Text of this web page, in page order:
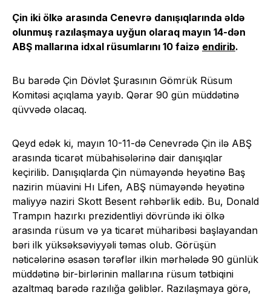
Çin iki ölkə arasında Cenevrə danışıqlarında əldə
olunmuş razılaşmaya uyğun olaraq mayın 14-dən
ABŞ mallarına idxal rüsumlarını 10 faizə endirib.
Bu barədə Çin Dövlət Şurasının Gömrük Rüsum
Komitəsi açıqlama yayıb. Qərar 90 gün müddətinə
qüvvədə olacaq.
Qeyd edək ki, mayın 10-11-də Cenevrədə Çin ilə ABŞ
arasında ticarət mübahisələrinə dair danışıqlar
keçirilib. Danışıqlarda Çin nümayəndə heyətinə Baş
nazirin müavini Hı Lifen, ABŞ nümayəndə heyətinə
maliyyə naziri Skott Besent rəhbərlik edib. Bu, Donald
Trampın hazırkı prezidentliyi dövründə iki ölkə
arasında rüsum və ya ticarət müharibəsi başlayandan
bəri ilk yüksəksəviyyəli təmas olub. Görüşün
nəticələrinə əsasən tərəflər ilkin mərhələdə 90 günlük
müddətinə bir-birlərinin mallarına rüsum tətbiqini
azaltmaq barədə razılığa gəliblər. Razılaşmaya görə,